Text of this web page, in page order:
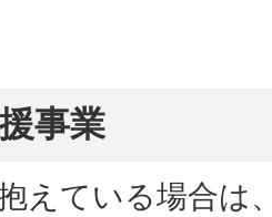
事業
えている場合は